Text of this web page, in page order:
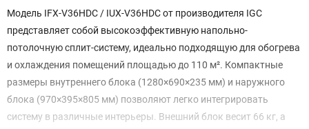
Модель IFХ-V36HDC / IUX-V36HDC от производителя IGC
представляет собой высокоэффективную напольно-
потолочную сплит-систему, идеально подходящую для обогрева
и охлаждения помещений площадью до 110 м². Компактные
размеры внутреннего блока (1280×690×235 мм) и наружного
блока (970×395×805 мм) позволяют легко интегрировать
систему в различные интерьеры. Внешний блок весит 66 кг, а